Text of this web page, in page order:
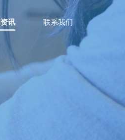
讯 联系我们